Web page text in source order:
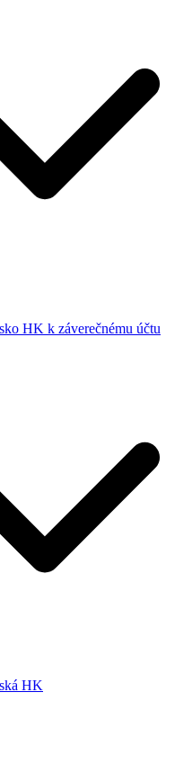
HK k záverečnému účtu
HK